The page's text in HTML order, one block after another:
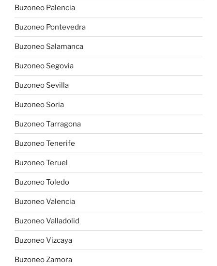
Buzoneo Palencia
Buzoneo Pontevedra
Buzoneo Salamanca
Buzoneo Segovia
Buzoneo Sevilla
Buzoneo Soria
Buzoneo Tarragona
Buzoneo Tenerife
Buzoneo Teruel
Buzoneo Toledo
Buzoneo Valencia
Buzoneo Valladolid
Buzoneo Vizcaya
Buzoneo Zamora